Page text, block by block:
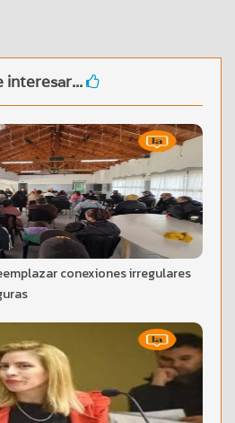
conexiones irregulares